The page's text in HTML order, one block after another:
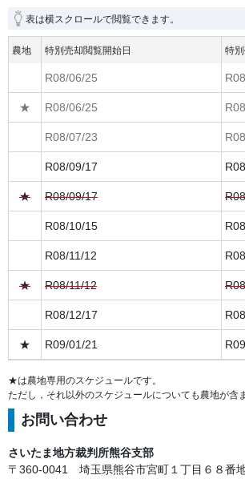
表は横スクロールで閲覧できます。
農地 特別売却閲覧開始日 特
R08/06/25
★ R08/06/25
R08/07/23
R08/09/17
★ R08/09/17
R08/10/15
R08/11/12
★ R08/11/12
R08/12/17
★ R09/01/21
★は農地専用のスケジュールです。
ただし，それ以外のスケジュールについても農地が含
お問い合わせ
さいたま地方裁判所熊谷支部
〒360-0041 埼玉県熊谷市宮町１丁目６８番